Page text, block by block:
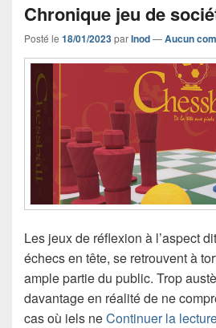
Chronique jeu de
Posté le 18/01/2023parInod—Aucun
Les jeux de réflexion à l’aspect
échecs en tête, se retrouvent à
ample partie du public. Trop
davantage en réalité de ne
cas où iels neContinuer la